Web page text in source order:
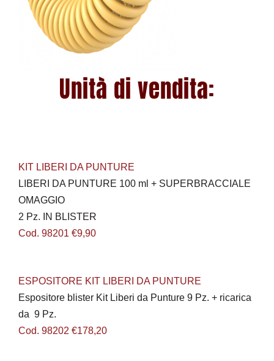
Unità di vendita:
KIT LIBERI DA PUNTURE
LIBERI DA PUNTURE 100 ml + SUPERBRACCIALE
OMAGGIO
2 Pz. IN BLISTER
Cod. 98201 €9,90
ESPOSITORE KIT LIBERI DA PUNTURE
Espositore blister Kit Liberi da Punture 9 Pz. + ricarica
da 9 Pz.
Cod. 98202 €178,20